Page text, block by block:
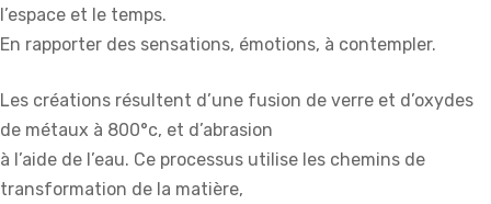
l’espace et le temps.
En rapporter des sensations, émotions, à contempler.
Les créations résultent d’une fusion de verre et d’oxydes
de métaux à 800°c, et d’abrasion
à l’aide de l’eau. Ce processus utilise les chemins de
transformation de la matière,